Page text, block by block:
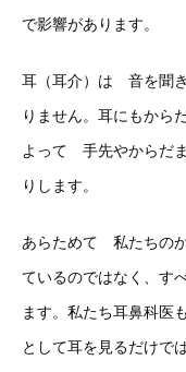
で影響があります。
耳（耳介）は 音を聞
りません。耳にもから
よって 手先やからだ
りします。
あらためて 私たちの
ているのではなく、す
ます。私たち耳鼻科医
として耳を見るだけで